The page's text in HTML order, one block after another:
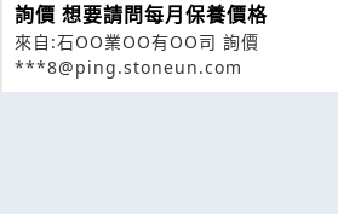
詢價 想要請問每月保養價格
來自:石OO業OO有OO司 詢價
***8@ping.stoneun.com